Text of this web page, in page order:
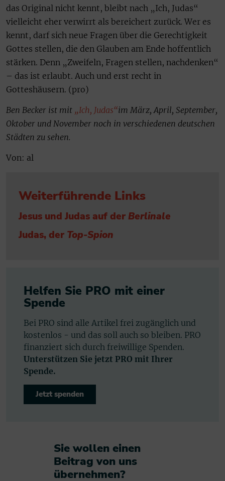
das Original nicht kennt, bleibt nach „Ich, Judas“
vielleicht eher verwirrt als bereichert zurück. Wer es
kennt, darf sich neue Fragen über die Gerechtigkeit
Gottes stellen, die den Glauben am Ende hoffentlich
stärken. Denn „Zweifeln, Fragen stellen, nachdenken“
– das ist erlaubt. Auch und erst recht in
Gotteshäusern. (pro)
Ben Becker ist mit „Ich, Judas“im März, April, September,
Oktober und November noch in verschiedenen deutschen
Städten zu sehen.
Von: al
Weiterführende Links
Jesus und Judas auf derBerlinale
Judas, der Top-Spion
Helfen Sie PRO mit einer
Spende
Bei PRO sind alle Artikel frei zugänglich und
kostenlos - und das soll auch so bleiben. PRO
finanziert sich durch freiwillige Spenden.
Unterstützen Sie jetzt PRO mit Ihrer
Spende.
Jetzt spenden
Sie wollen einen
Beitrag von uns
übernehmen?​